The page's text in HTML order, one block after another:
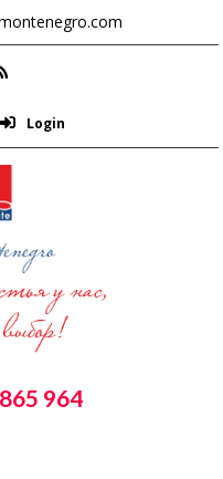
Login
964